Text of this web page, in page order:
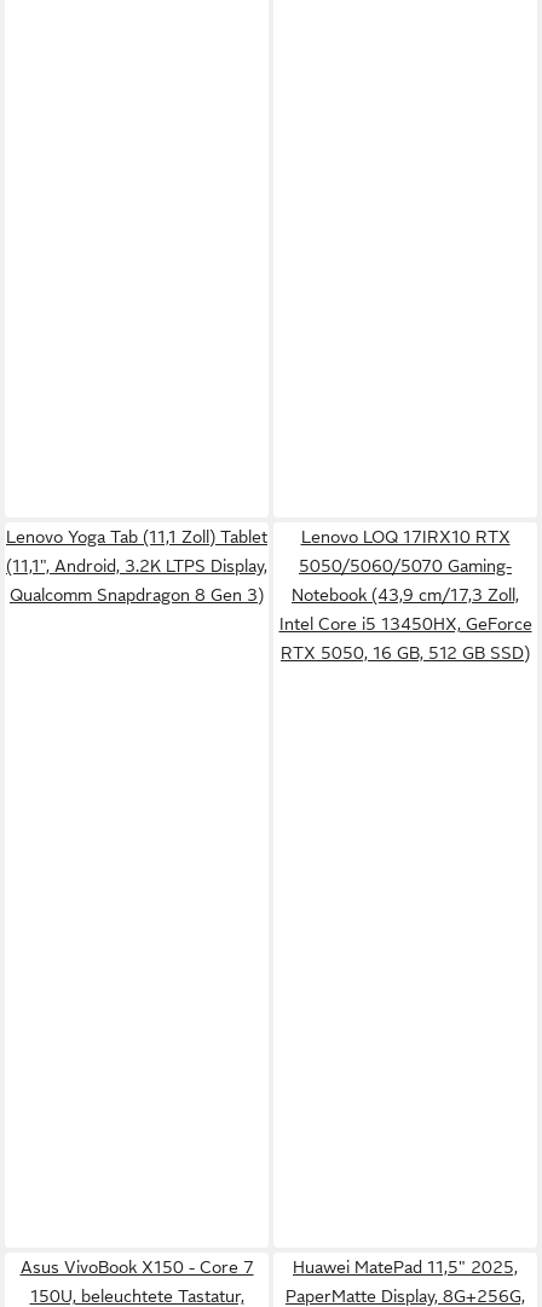
Lenovo Yoga Tab (11,1 Zoll) Tablet
(11,1", Android, 3.2K LTPS Display,
Qualcomm Snapdragon 8 Gen 3)
Lenovo LOQ 17IRX10 RTX
5050/5060/5070 Gaming-
Notebook (43,9 cm/17,3 Zoll,
Intel Core i5 13450HX, GeForce
RTX 5050, 16 GB, 512 GB SSD)
Asus VivoBook X150 - Core 7
150U, beleuchtete Tastatur,
Huawei MatePad 11,5" 2025,
PaperMatte Display, 8G+256G,